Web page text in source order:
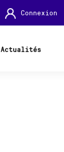
Connexion
Actualités